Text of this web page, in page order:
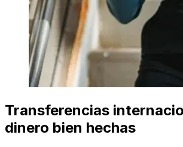
Transferencias
dinero bien hechas